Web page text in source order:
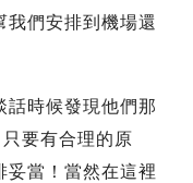
我們安排到機場還
話時候發現他們那
要有合理的原
妥當！當然在這裡